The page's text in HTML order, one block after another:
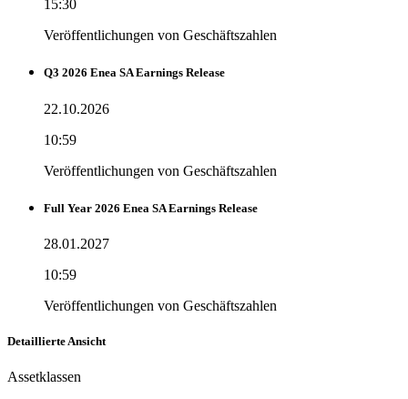
15:30
Veröffentlichungen von Geschäftszahlen
Q3 2026 Enea SA Earnings Release
22.10.2026
10:59
Veröffentlichungen von Geschäftszahlen
Full Year 2026 Enea SA Earnings Release
28.01.2027
10:59
Veröffentlichungen von Geschäftszahlen
Detaillierte Ansicht
Assetklassen